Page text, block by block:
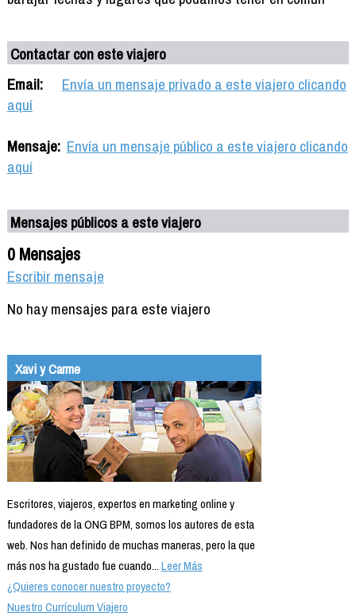
Contactar con este viajero
Email:
Envía un mensaje privado a este viajero clicando
aquí
Mensaje: Envía un mensaje público a este viajero clicando
aquí
Mensajes públicos a este viajero
0 Mensajes
Escribir mensaje
No hay mensajes para este viajero
Xavi y Carme
Escritores, viajeros, expertos en marketing online y
fundadores de la ONG BPM, somos los autores de esta
web. Nos han definido de muchas maneras, pero la que
más nos ha gustado fue cuando...Leer Más
¿Quieres conocer nuestro proyecto?
Nuestro Currículum Viajero